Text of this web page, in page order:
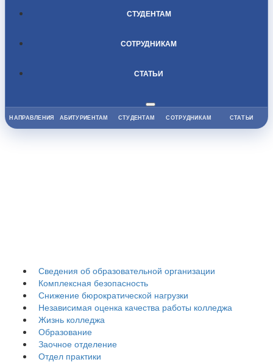
Сведения об образовательной организации
Комплексная безопасность
Снижение бюрократической нагрузки
Независимая оценка качества работы колледжа
Жизнь колледжа
Образование
Заочное отделение
Отдел практики
СТУДЕНТАМ
СОТРУДНИКАМ
СТАТЬИ
НАПРАВЛЕНИЯ АБИТУРИЕНТАМ СТУДЕНТАМ СОТРУДНИКАМ СТАТЬИ